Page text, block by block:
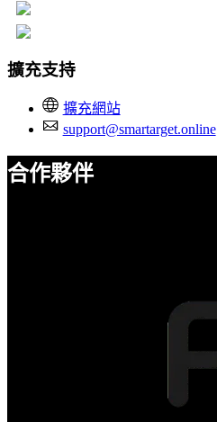
擴充支持
擴充網站
support@smartarget.online
合作夥伴